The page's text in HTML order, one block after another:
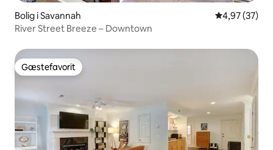
Bolig i Savannah 4,97 ud af 5 i
4,97 (37)
River Street Breeze – Downtown
Gæstefavorit
Gæstefavorit